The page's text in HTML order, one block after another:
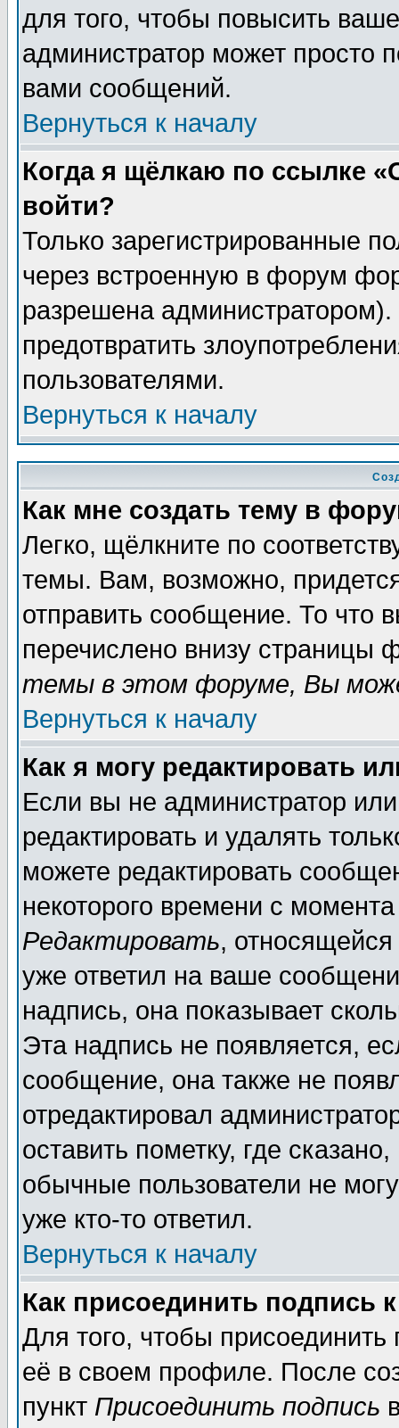
для того, чтобы повысить
администратор может просто
вами сообщений.
Вернуться к началу
Когда я щёлкаю по ссылке
войти?
Только зарегистрированные
через встроенную в форум
разрешена
предотвратить
пользователями.
Вернуться к началу
Как мне создать тему в
Легко, щёлкните по
темы. Вам, возможно,
отправить сообщение. То что
перечислено внизу страницы
темы в этом форуме, Вы
Вернуться к началу
Как я могу редактировать
Если вы не администратор
редактировать и удалять
можете редактировать
некоторого времени с
Редактировать,
уже ответил на ваше
надпись, она показывает
Эта надпись не появляется,
сообщение, она также не
отредактировал
оставить пометку, где
обычные пользователи не
уже кто-то ответил.
Вернуться к началу
Как присоединить подпись
Для того, чтобы
её в своем профиле. После
пункт Присоединить подпись